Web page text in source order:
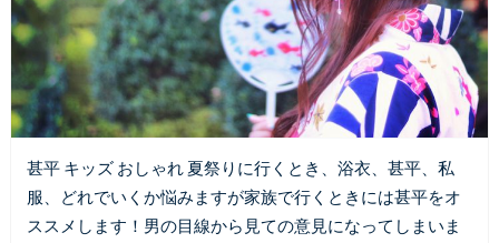
甚平 キッズ おしゃれ 夏祭りに行くとき、浴衣、甚平、私
服、どれでいくか悩みますが家族で行くときには甚平をオ
ススメします！男の目線から見ての意見になってしまいま